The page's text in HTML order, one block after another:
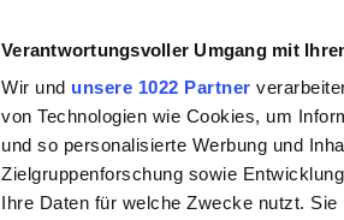
Verantwortungsvoller Umgang mit
Wir und unsere 1022 Partner
von Technologien wie Cookies, um
und so personalisierte Werbung und
Zielgruppenforschung sowie
Ihre Daten für welche Zwecke nutzt.